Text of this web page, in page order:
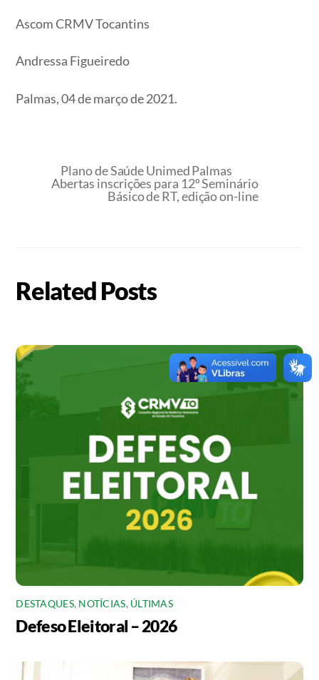
Ascom CRMV Tocantins
Andressa Figueiredo
Palmas, 04 de março de 2021.
Plano de Saúde Unimed Palmas
Abertas inscrições para 12º Seminário
Básico de RT, edição on-line
Related Posts
DESTAQUES, NOTÍCIAS, ÚLTIMAS
Defeso Eleitoral – 2026